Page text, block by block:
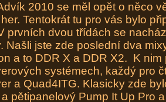
2010 se měl opět o něco
Tentokrát tu pro vás bylo
prvních dvou třídách se
Našli jste zde poslední dva
a to DDR X a DDR X2. K nim
systémech, každý pro
a Quad4ITG. Klasicky zde
pětipanelový Pump It Up Pro